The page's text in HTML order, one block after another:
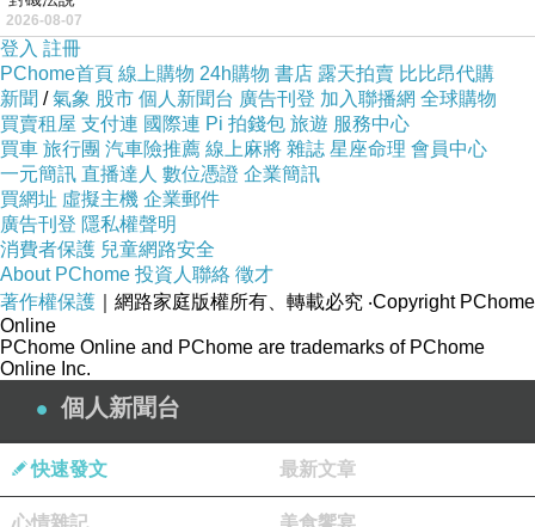
2026-08-07
登入 註冊
PChome首頁 線上購物 24h購物 書店 露天拍賣 比比昂代購
新聞 /氣象 股市 個人新聞台 廣告刊登 加入聯播網 全球購物
買賣租屋 支付連 國際連 Pi 拍錢包 旅遊 服務中心
買車 旅行團 汽車險推薦 線上麻將 雜誌 星座命理 會員中心
一元簡訊 直播達人 數位憑證 企業簡訊
買網址 虛擬主機 企業郵件
廣告刊登 隱私權聲明
消費者保護 兒童網路安全
About PChome 投資人聯絡 徵才
著作權保護 ｜網路家庭版權所有、轉載必究 ‧Copyright PChome
Online
PChome Online and PChome are trademarks of PChome
Online Inc.
個人新聞台
快速發文 最新文章
心情雜記 美食饗宴